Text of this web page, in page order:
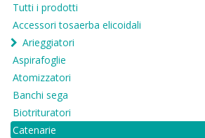
Tutti i prodotti
Accessori tosaerba elicoidali
Arieggiatori
Aspirafoglie
Atomizzatori
Banchi sega
Biotrituratori
Catenarie